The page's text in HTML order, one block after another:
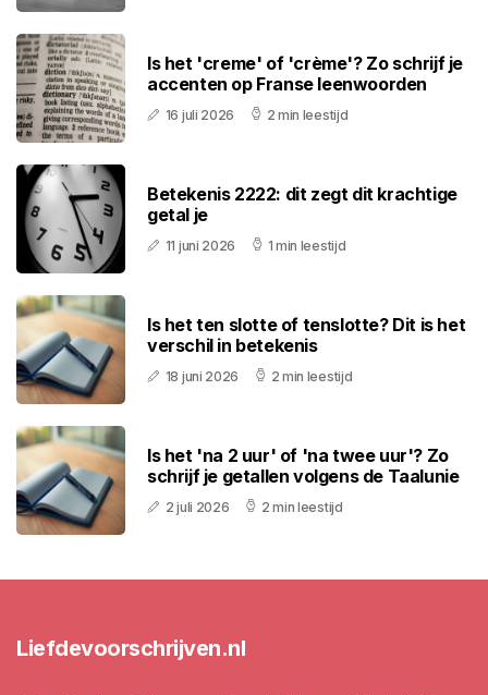
Is het 'creme' of 'crème'? Zo schrijf je
accenten op Franse leenwoorden
16 juli 2026 2 min leestijd
Betekenis 2222: dit zegt dit krachtige
getal je
11 juni 2026 1 min leestijd
Is het ten slotte of tenslotte? Dit is het
verschil in betekenis
18 juni 2026 2 min leestijd
Is het 'na 2 uur' of 'na twee uur'? Zo
schrijf je getallen volgens de Taalunie
2 juli 2026 2 min leestijd
Liefdevoorschrijven.nl